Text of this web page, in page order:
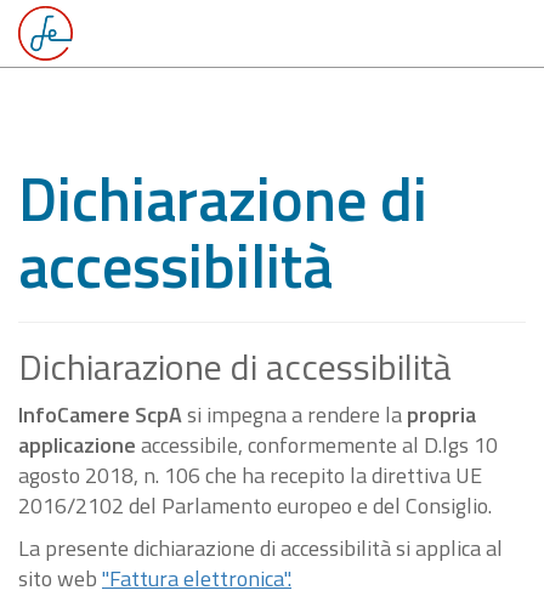
Dichiarazione di
accessibilità
Dichiarazione di accessibilità
InfoCamere ScpAsi impegna a rendere lapropria
applicazioneaccessibile, conformemente al D.lgs 10
agosto 2018, n. 106 che ha recepito la direttiva UE
2016/2102 del Parlamento europeo e del Consiglio.
La presente dichiarazione di accessibilità si applica al
sito web"Fattura elettronica".